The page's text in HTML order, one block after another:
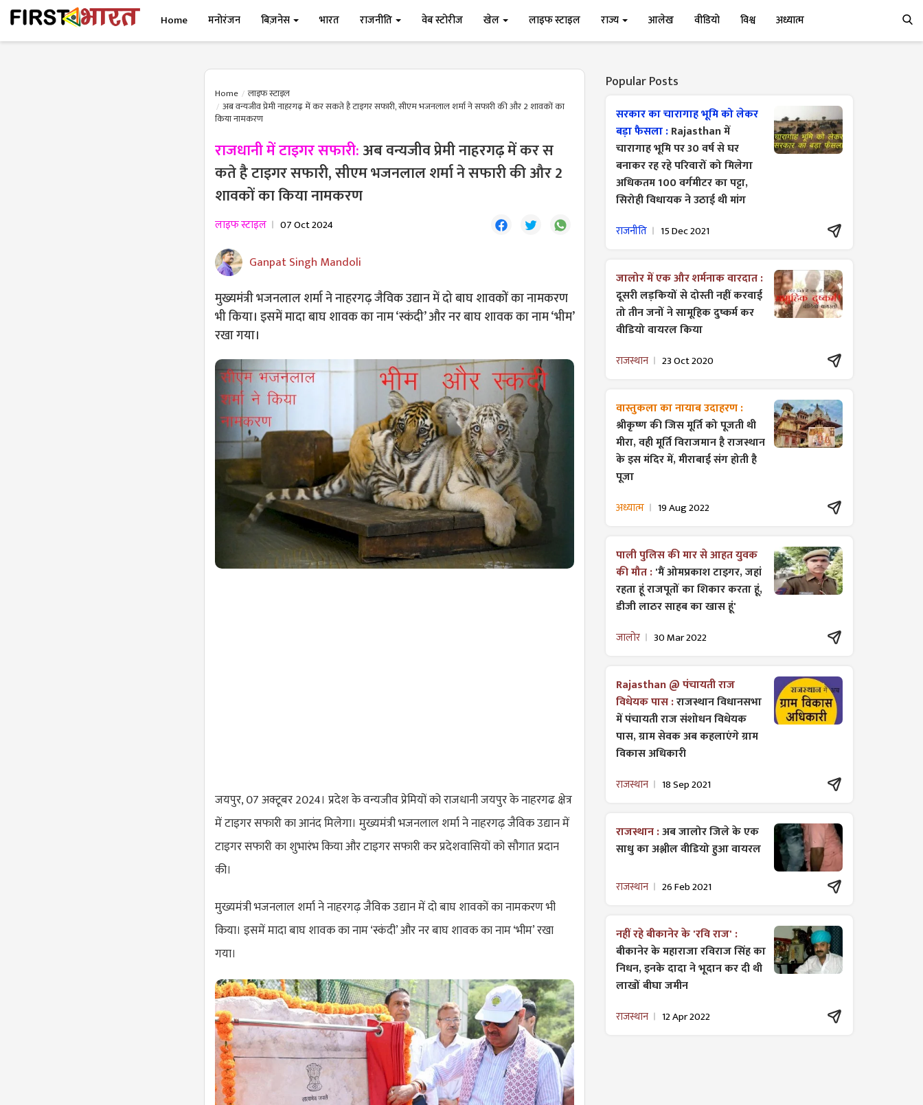
Home मनोरंजन बिज़नेस भारत राजनीति वेब स्टोरीज खेल लाइफ स्टाइल राज्य आलेख वीडियो विश्व अध्यात्म
Home
लाइफ स्टाइल
अब वन्यजीव प्रेमी नाहरगढ़ में कर स​कते है टाइगर सफारी, सीएम भजनलाल शर्मा ने सफारी की और 2 शावकों का
किया नामकरण
राजधानी में टाइगर सफारी:अब वन्यजीव प्रेमी नाहरगढ़ में कर स​
कते है टाइगर सफारी, सीएम भजनलाल शर्मा ने सफारी की और 2
शावकों का किया नामकरण
लाइफ स्टाइल 07 Oct 2024
Ganpat Singh Mandoli
मुख्यमंत्री भजनलाल शर्मा ने नाहरगढ़ जैविक उद्यान में दो बाघ शावकों का नामकरण
भी किया। इसमें मादा बाघ शावक का नाम ‘स्कंदी’ और नर बाघ शावक का नाम ‘भीम’
रखा गया।
जयपुर, 07 अक्टूबर 2024। प्रदेश के वन्यजीव प्रेमियों को राजधानी जयपुर के नाहरगढ क्षेत्र
में टाइगर सफारी का आनंद मिलेगा। मुख्यमंत्री भजनलाल शर्मा ने नाहरगढ़ जैविक उद्यान में
टाइगर सफारी का शुभारंभ किया और टाइगर सफारी कर प्रदेशवासियों को सौगात प्रदान
की।
मुख्यमंत्री भजनलाल शर्मा ने नाहरगढ़ जैविक उद्यान में दो बाघ शावकों का नामकरण भी
किया। इसमें मादा बाघ शावक का नाम ‘स्कंदी’ और नर बाघ शावक का नाम ‘भीम’ रखा
गया।
Popular Posts
सरकार का चारागाह भूमि को लेकर
बड़ा फैसला :Rajasthan में
चारागाह भूमि पर 30 वर्ष से घर
बनाकर रह रहे परिवारों को मिलेगा
अधिकतम 100 वर्गमीटर का पट्टा,
सिरोही विधायक ने उठाई थी मांग
राजनीति 15 Dec 2021
जालोर में एक और शर्मनाक वारदात :
दूसरी लड़कियों से दोस्ती नहीं करवाई
तो तीन जनों ने सामूहिक दुष्कर्म कर
वीडियो वायरल किया
राजस्थान 23 Oct 2020
वास्तुकला का नायाब उदाहरण :
श्रीकृष्ण की जिस मूर्ति को पूजती थी
मीरा, वही मूर्ति विराजमान है राजस्थान
के इस मंदिर में, मीराबाई संग होती है
पूजा
अध्यात्म 19 Aug 2022
पाली पुलिस की मार से आहत युवक
की मौत :'मैं ओमप्रकाश टाइगर, जहां
रहता हूं राजपूतों का शिकार करता हूं,
डीजी लाठर साहब का खास हूं'
जालोर 30 Mar 2022
Rajasthan @ पंचायती राज
विधेयक पास :राजस्थान विधानसभा
में पंचायती राज ​संशोधन विधेयक
पास, ग्राम सेवक अब कहलाएंगे ग्राम
विकास अधिकारी
राजस्थान 18 Sep 2021
राजस्थान :अब जालोर जिले के एक
साधु का अश्लील वीडियो हुआ वायरल
राजस्थान 26 Feb 2021
नहीं रहे बीकानेर के 'रवि राज' :
बीकानेर के महाराजा रविराज सिंह का
निधन, इनके दादा ने भूदान कर दी थी
लाखों बीघा जमीन
राजस्थान 12 Apr 2022